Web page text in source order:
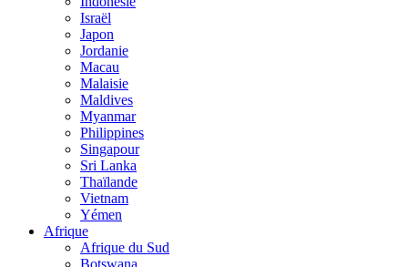
Israël
Japon
Jordanie
Macau
Malaisie
Maldives
Myanmar
Philippines
Singapour
Sri Lanka
Thaïlande
Vietnam
Yémen
Afrique
Afrique du Sud
Botswana